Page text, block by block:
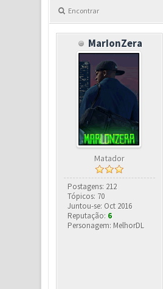
Encontrar
MarIonZera
Matador
Postagens: 212
Tópicos: 70
Juntou-se: Oct 2016
Reputação: 6
Personagem: MelhorDL